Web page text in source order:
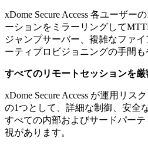
xDome Secure Access 各ユーザー
ーションをミラーリングして
ジャンプサーバー、複雑なファ
ーティプロビジョニングの手間も
すべてのリモートセッションを
xDome Secure Access が運用リス
の1つとして、詳細な制御、安全
すべての内部およびサードパー
視があります。